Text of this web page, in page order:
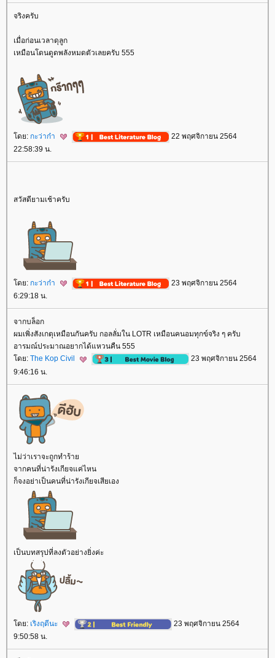
จริงครับ
เมื่อก่อนเวลาดุลูก
เหมือนโดนดูดพลังหมดตัวเลยครับ 555
ดย: กะว่าก๋า
22 พฤศจิกายน 2564
22:58:39 น.
สวัสดียามเช้าครับ
ดย: กะว่าก๋า
23 พฤศจิกายน 2564
6:29:18 น.
จากบล็อก
ผมเพิ่งสังเกตุเหมือนกันครับ กอลลั่มใน LOTR เหมือนคนอมทุกข์จริง ๆ ครับ
อารมณ์ประมาณอยากได้แหวนคืน 555
ดย: The Kop Civil
23 พฤศจิกายน 2564
9:46:16 น.
ไม่ว่าเราจะถูกทำร้า
จากคนที่น่ารังเกียจแค่ไหน
ก็จงอย่าเป็นคนที่น่ารังเกียจเสียเอง
เป็นบทสรุปที่ลงตัวอย่างยิ่งค่ะ
ดย: เริงฤดีนะ
23 พฤศจิกายน 2564
9:50:58 น.